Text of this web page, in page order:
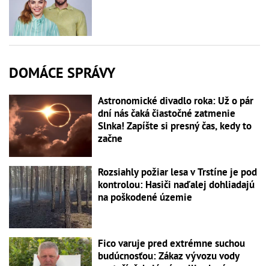
DOMÁCE SPRÁVY
Astronomické divadlo roka: Už o pár
dní nás čaká čiastočné zatmenie
Slnka! Zapíšte si presný čas, kedy to
začne
Rozsiahly požiar lesa v Trstíne je pod
kontrolou: Hasiči naďalej dohliadajú
na poškodené územie
Fico varuje pred extrémne suchou
budúcnosťou: Zákaz vývozu vody